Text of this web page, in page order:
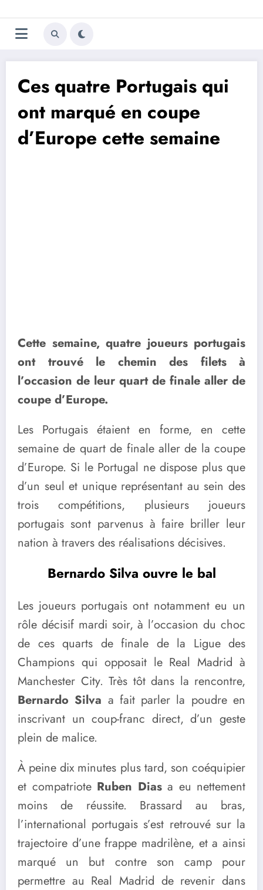
au
contenu
Trivela
L'actualité du football
Ces quatre Portugais qui
ont marqué en coupe
d’Europe cette semaine
Cette semaine, quatre joueurs portugais
ont trouvé le chemin des filets à
l’occasion de leur quart de finale aller de
coupe d’Europe.
Les Portugais étaient en forme, en cette
semaine de quart de finale aller de la coupe
d’Europe. Si le Portugal ne dispose plus que
d’un seul et unique représentant au sein des
trois compétitions, plusieurs joueurs
portugais sont parvenus à faire briller leur
nation à travers des réalisations décisives.
Bernardo Silva ouvre le bal
Les joueurs portugais ont notamment eu un
rôle décisif mardi soir, à l’occasion du choc
de ces quarts de finale de la Ligue des
Champions qui opposait le Real Madrid à
Manchester City. Très tôt dans la rencontre,
Bernardo Silva a fait parler la poudre en
inscrivant un coup-franc direct, d’un geste
plein de malice.
À peine dix minutes plus tard, son coéquipier
et compatrioteRuben Diasa eu nettement
moins de réussite. Brassard au bras,
l’international portugais s’est retrouvé sur la
trajectoire d’une frappe madrilène, et a ainsi
marqué un but contre son camp pour
permettre au Real Madrid de revenir dans